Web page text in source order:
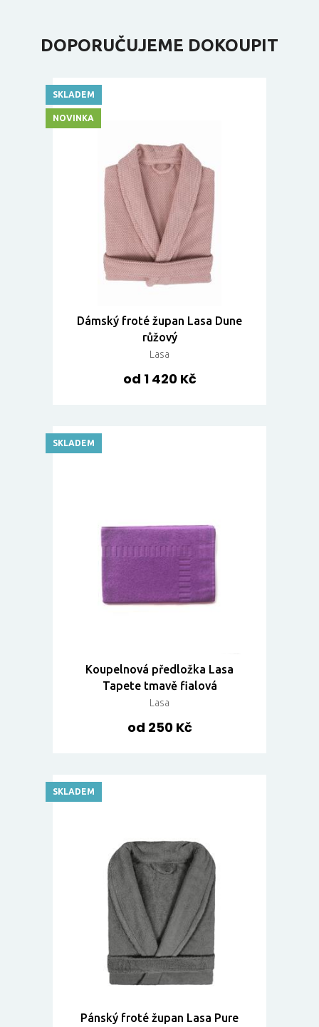
DOPORUČUJEME DOKOUPIT
Dámský froté župan Lasa Dune
růžový
Lasa
od 1 420 Kč
SKLADEM
NOVINKA
Koupelnová předložka Lasa
Tapete tmavě fialová
Lasa
od 250 Kč
SKLADEM
Pánský froté župan Lasa Pure
SKLADEM